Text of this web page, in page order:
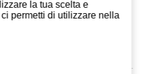
dei clienti
sono commenti. Potresti
la tua scelta e
permetti di utilizzare nella